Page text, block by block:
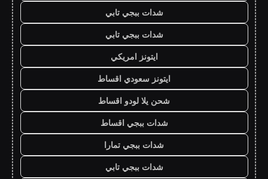
شدات ببجي تابي
شدات ببجي تابي
ايتونز امريكي
ايتونز سعودي اقساط
شحن يلا لودو اقساط
شدات ببجي اقساط
شدات ببجي تمارا
شدات ببجي تابي